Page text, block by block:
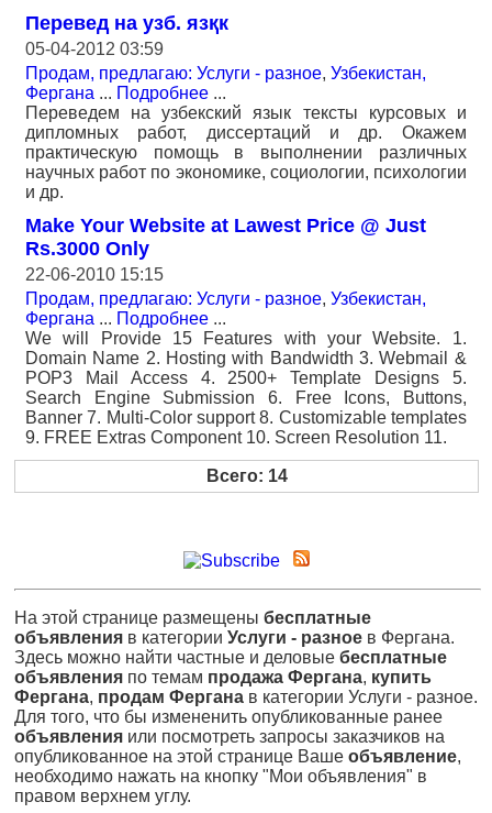
Перевед на узб. язқк
05-04-2012 03:59
Продам, предлагаю: Услуги - разное, Узбекистан,
Фергана ... Подробнее ...
Переведем на узбекский язык тексты курсовых и
дипломных работ, диссертаций и др. Окажем
практическую помощь в выполнении различных
научных работ по экономике, социологии, психологии
и др.
Make Your Website at Lawest Price @ Just
Rs.3000 Only
22-06-2010 15:15
Продам, предлагаю: Услуги - разное, Узбекистан,
Фергана ... Подробнее ...
We will Provide 15 Features with your Website. 1.
Domain Name 2. Hosting with Bandwidth 3. Webmail &
POP3 Mail Access 4. 2500+ Template Designs 5.
Search Engine Submission 6. Free Icons, Buttons,
Banner 7. Multi-Color support 8. Customizable templates
9. FREE Extras Component 10. Screen Resolution 11.
Всего: 14
На этой странице размещены бесплатные
объявления в категории Услуги - разное в Фергана.
Здесь можно найти частные и деловые бесплатные
объявления по темам продажа Фергана, купить
Фергана, продам Фергана в категории Услуги - разное.
Для того, что бы измененить опубликованные ранее
объявления или посмотреть запросы заказчиков на
опубликованное на этой странице Ваше объявление,
необходимо нажать на кнопку "Мои объявления" в
правом верхнем углу.